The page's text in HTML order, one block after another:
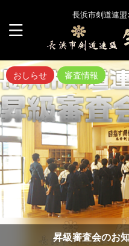
長浜市剣道連
おしらせ 審査情報
昇級審査会のお